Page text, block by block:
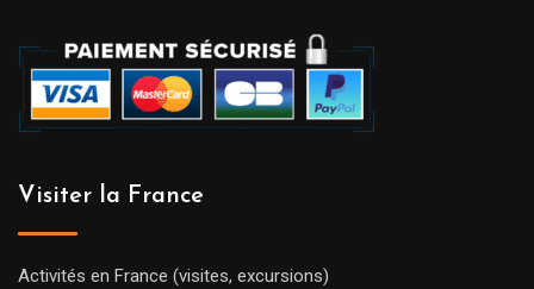
Visiter la France
Activités en France (visites, excursions)